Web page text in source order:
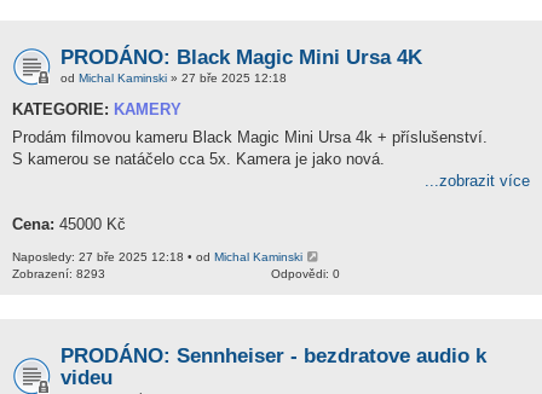
PRODÁNO: Black Magic Mini Ursa 4K
od Michal Kaminski » 27 bře 2025 12:18
KATEGORIE: KAMERY
Prodám filmovou kameru Black Magic Mini Ursa 4k + příslušenství.
S kamerou se natáčelo cca 5x. Kamera je jako nová.
...zobrazit více
Cena: 45000 Kč
Naposledy: 27 bře 2025 12:18 • od Michal Kaminski
Odpovědi: 0
Zobrazení: 8293
PRODÁNO: Sennheiser - bezdratove audio k
videu